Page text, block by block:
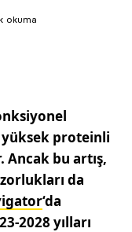
okuma
proteinli
Ancak bu artış,
da
‘da
2028 yılları